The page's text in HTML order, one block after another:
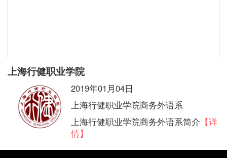
上海行健职业学院
2019年01月04日
上海行健职业学院商务外语系
上海行健职业学院商务外语系简介 【详
情】